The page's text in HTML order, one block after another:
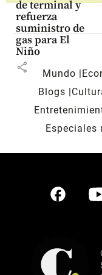
de terminal y
refuerza
suministro de
gas para El
Niño
share Mundo
Blogs
Especiales